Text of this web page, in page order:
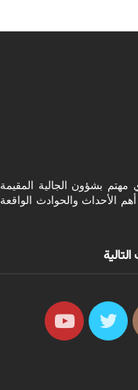
مهتم بشؤون الجالية المقيمة
الأحداث والحوادث الواقعة